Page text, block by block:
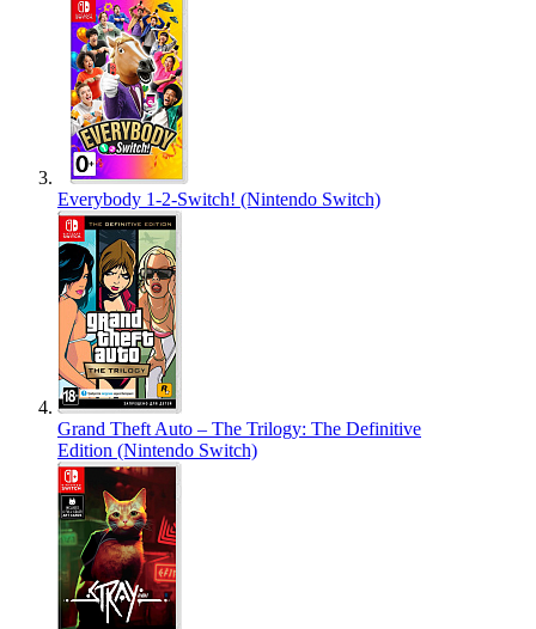
Everybody 1-2-Switch! (Nintendo Switch)
Grand Theft Auto – The Trilogy: The Definitive
Edition (Nintendo Switch)